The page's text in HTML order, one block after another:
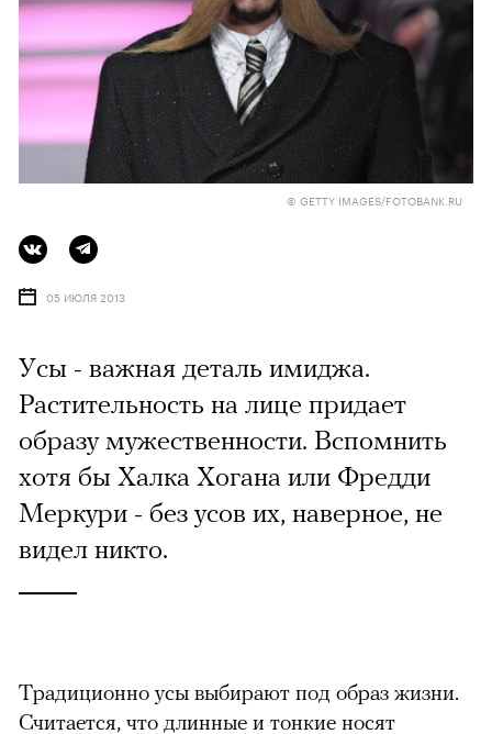
© GETTY IMAGES/FOTOBANK.RU
05 ИЮЛЯ 2013
Усы - важная деталь имиджа.
Растительность на лице придает
образу мужественности. Вспомнить
хотя бы Халка Хогана или Фредди
Меркури - без усов их, наверное, не
видел никто.
Традиционно усы выбирают под образ жизни.
Считается, что длинные и тонкие носят